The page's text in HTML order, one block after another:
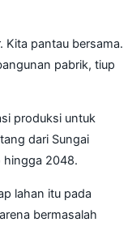
Kita pantau bersama.
pabrik, tiup
produksi untuk
dari Sungai
hingga 2048.
lahan itu pada
bermasalah